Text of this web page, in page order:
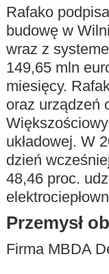
Rafako
budowę w
wraz z
149,65 mln
miesięcy.
oraz urządzeń
układowej. W
dzień
48,46 proc.
Przemysł
Firma MBDA